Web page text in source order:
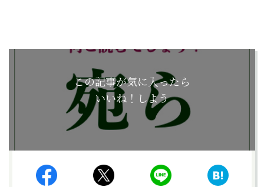
この記事が気に入ったら
いいね！しよう